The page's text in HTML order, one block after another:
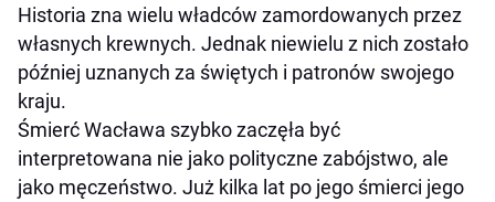
Historia zna wielu władców zamordowanych przez
własnych krewnych. Jednak niewielu z nich zostało
później uznanych za świętych i patronów swojego
kraju.
Śmierć Wacława szybko zaczęła być
interpretowana nie jako polityczne zabójstwo, ale
jako męczeństwo. Już kilka lat po jego śmierci jego